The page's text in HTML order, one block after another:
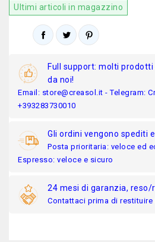
Ultimi articoli in magazzino
Full support: molti
da noi!
Email: store@creasol.it - Telegram:
+393283730010
Gli ordini vengono spediti
Posta prioritaria: veloce ed
Espresso: veloce e sicuro
24 mesi di garanzia,
Contattaci prima di